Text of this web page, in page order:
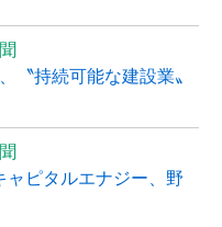
〝持続可能な建設業〟
ャピタルエナジー、野